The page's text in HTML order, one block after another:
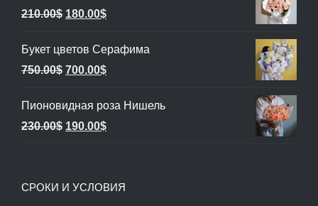
210.00$ Первоначальная
составляла
210.00$.
180.00$Текущая
180.00$.
Букет цветов Серафима
750.00$ Первоначальная
составляла
750.00$.
700.00$Текущая
700.00$.
Пионовидная роза Нишель
230.00$ Первоначальная
230.00$.
190.00$Текущая
СРОКИ И УСЛОВИЯ